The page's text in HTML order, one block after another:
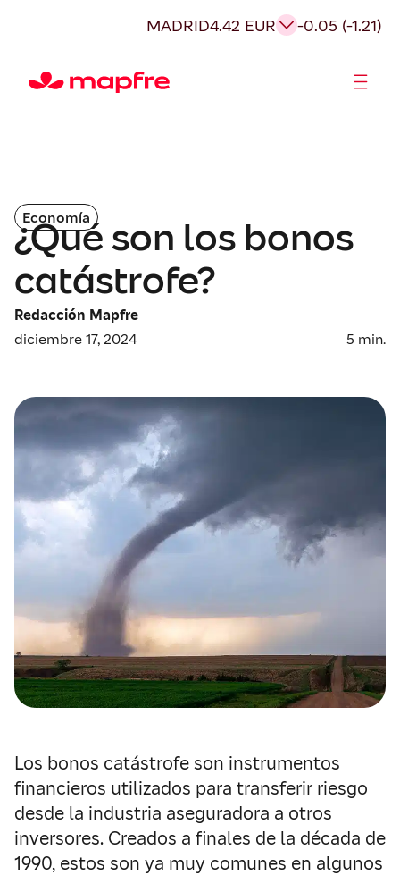
MADRID4.42 EUR -0.05 (-1.21)
Economía
¿Qué son los bonos
catástrofe?
Redacción Mapfre
diciembre 17, 2024
5 min.
Los bonos catástrofe son instrumentos
financieros utilizados para transferir riesgo
desde la industria aseguradora a otros
inversores. Creados a finales de la década de
1990, estos son ya muy comunes en algunos